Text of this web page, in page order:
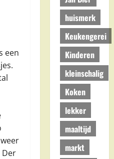
een
Der
huismerk
Keukengerei
Kinderen
kleinschalig
Koken
lekker
maaltijd
markt